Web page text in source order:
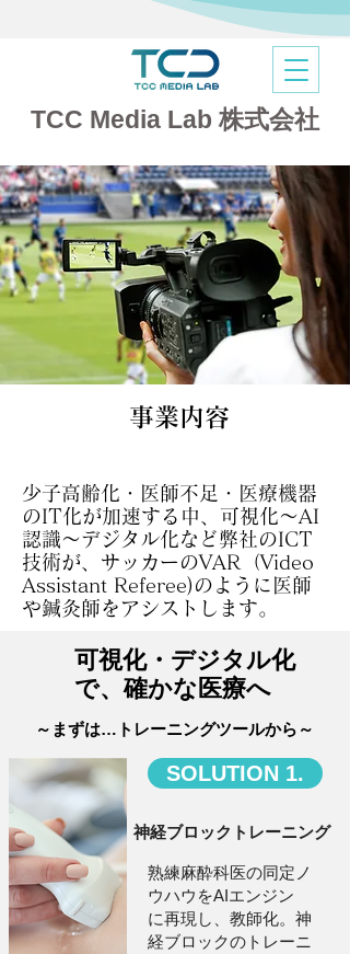
​TCC Media Lab 株式会社
事業内容
少子高齢化・医師不足・医療機器
のIT化が加速する中、可視化～AI
認識～デジタル化など弊社のICT
技術が、サッカーのVAR（Video
Assistant Referee)のように医師
や鍼灸師をアシストします。
可視化・デジタル化
で、確かな医療へ
～まずは…トレーニングツールから～
SOLUTION 1.
神経ブロックトレーニング
熟練麻酔科医の同定ノ
ウハウをAIエンジン
に再現し、教師化。神
経ブロックのトレーニ